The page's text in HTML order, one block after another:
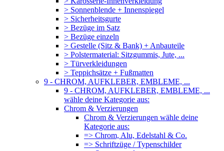
> Sonnenblende + Innenspiegel
> Sicherheitsgurte
> Bezüge im Satz
> Bezüge einzeln
> Gestelle (Sitz & Bank) + Anbauteile
> Polstermaterial: Sitzgummis, Jute, ...
> Türverkleidungen
> Teppichsätze + Fußmatten
9 - CHROM, AUFKLEBER, EMBLEME, ...
9 - CHROM, AUFKLEBER, EMBLEME, ...
wähle deine Kategorie aus:
Chrom & Verzierungen
Chrom & Verzierungen wähle deine
Kategorie aus:
=> Chrom, Alu, Edelstahl & Co.
=> Schriftzüge / Typenschilder